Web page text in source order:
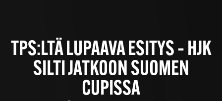
TPS:LTÄ LUPAAVA ESITYS – HJK
SILTI JATKOON SUOMEN
CUPISSA